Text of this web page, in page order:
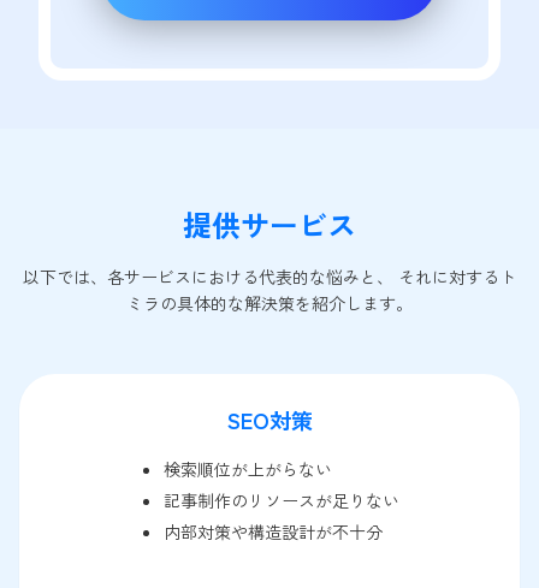
提供サービス
以下では、各サービスにおける代表的な悩みと、 それに対するト
ミラの具体的な解決策を紹介します。
SEO対策
検索順位が上がらない
記事制作のリソースが足りない
内部対策や構造設計が不十分